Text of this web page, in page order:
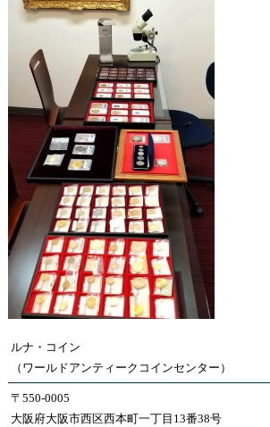
ルナ・コイン
（ワールドアンティークコインセンター）
〒550-0005
大阪府大阪市西区西本町一丁目13番38号